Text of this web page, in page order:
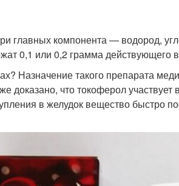
главных компонента — водород,
0,1 или 0,2 грамма действующего
Назначение такого препарата
доказано, что токоферол участвует
в желудок вещество быстро